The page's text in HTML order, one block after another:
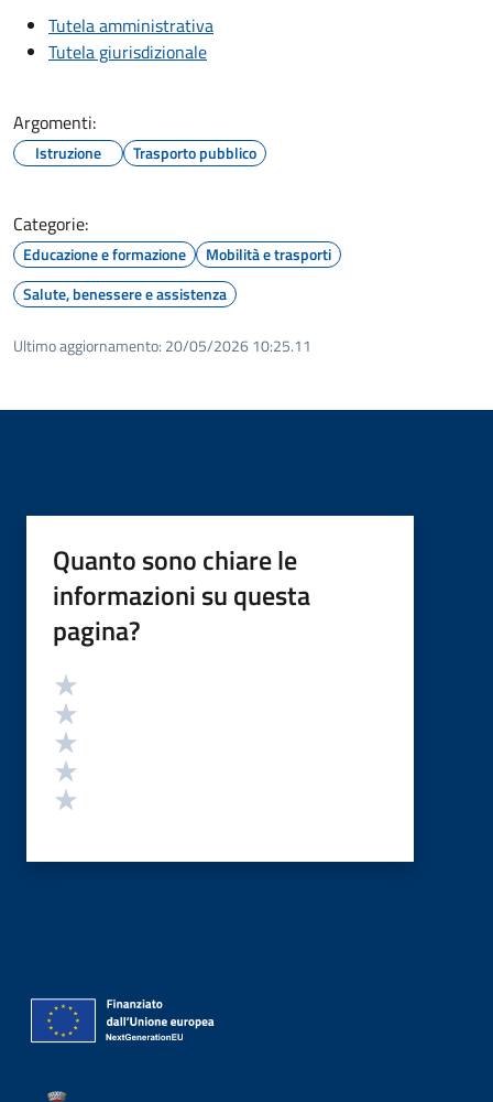
Tutela amministrativa
Tutela giurisdizionale
Argomenti:
Istruzione Trasporto pubblico
Categorie:
Educazione e formazione
Mobilità e trasporti
Salute, benessere e assistenza
Ultimo aggiornamento: 20/05/2026 10:25.11
Quanto sono chiare le
informazioni su questa
pagina?
Valutazione